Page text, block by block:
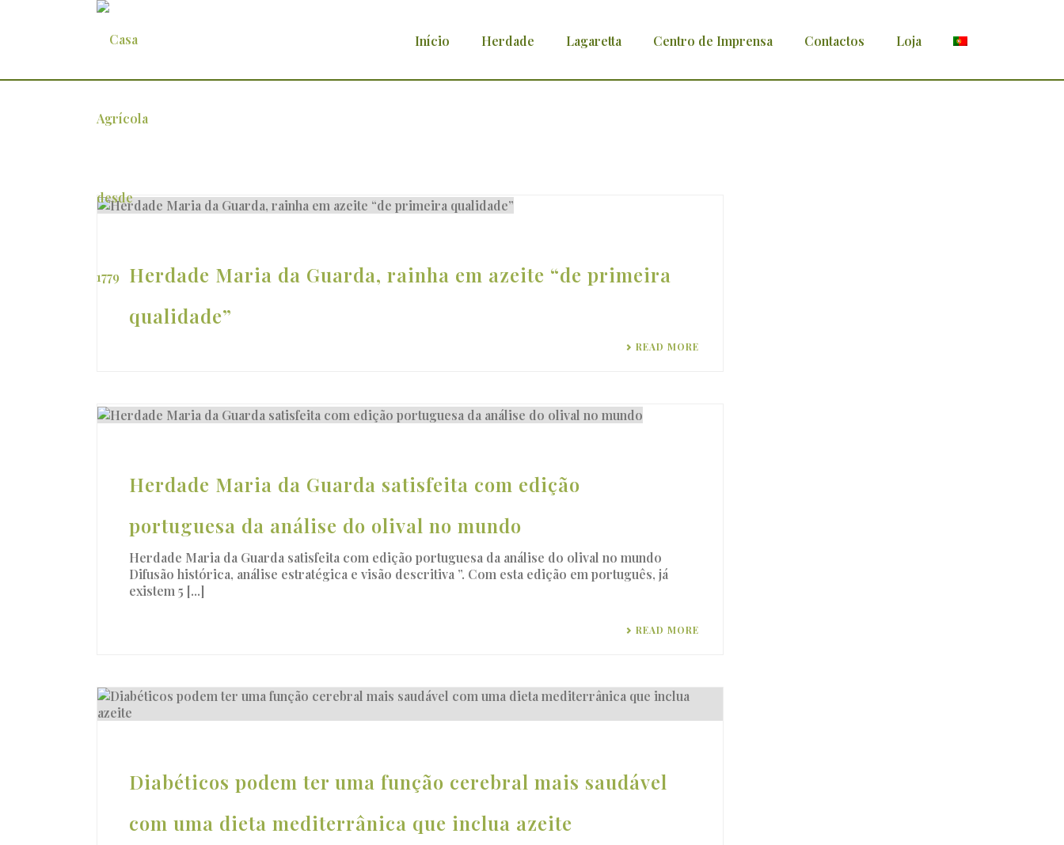
Início Herdade Lagaretta Centro de Imprensa Contactos Loja
Arquivo
Herdade Maria da Guarda, rainha em azeite “de primeira
qualidade”
READ MORE
Herdade Maria da Guarda satisfeita com edição
portuguesa da análise do olival no mundo
Herdade Maria da Guarda satisfeita com edição portuguesa da análise do olival no mundo
Difusão histórica, análise estratégica e visão descritiva ”. Com esta edição em português, já
existem 5 [...]
READ MORE
Diabéticos podem ter uma função cerebral mais saudável
com uma dieta mediterrânica que inclua azeite